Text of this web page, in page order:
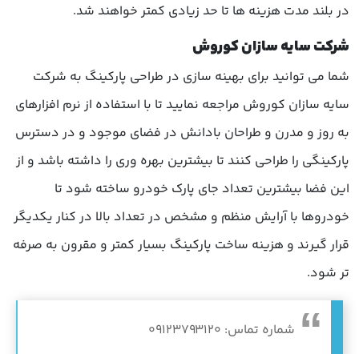
در بلند مدت هزینه ها تا حد زیادی کمتر خواهند شد.
شرکت سایه سازان کوروش
شما می توانید برای بهینه سازی در طراحی پارکینگ به شرکت
سایه سازان کوروش مراجعه نمایید تا با استفاده از نرم افزارهای
به روز و مدرن و طراحان بادانش در فضای موجود و در دسترس
پارکینگی را طراحی کنند تا بیشترین بهره وری را داشته باشد و از
این فضا بیشترین تعداد جای پارک خودرو ساخته شود تا
خودروها با آرایش منظم و مشخص در تعداد بالا در کنار یکدیگر
قرار گیرند و هزینه ساخت پارکینگ بسیار کمتر و مقرون به صرفه
تر شود.
شماره تماس: 09123793120